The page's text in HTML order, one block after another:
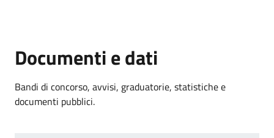
Documenti e dati
Bandi di concorso, avvisi, graduatorie, statistiche e
documenti pubblici.